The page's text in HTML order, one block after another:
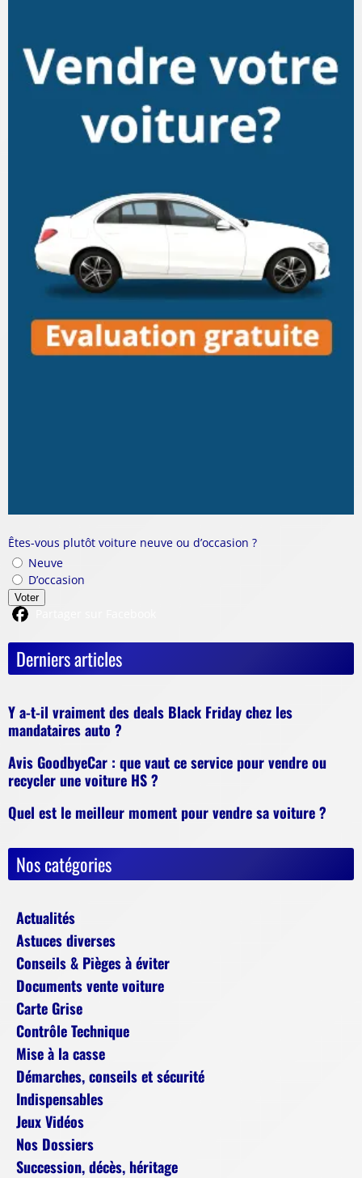
Êtes-vous plutôt voiture neuve ou d’occasion ?
Neuve
D’occasion
Voter
Derniers articles
Y a-t-il vraiment des deals Black Friday chez les
mandataires auto ?
Avis GoodbyeCar : que vaut ce service pour vendre ou
recycler une voiture HS ?
Quel est le meilleur moment pour vendre sa voiture ?
Nos catégories
Actualités
Astuces diverses
Conseils & Pièges à éviter
Documents vente voiture
Carte Grise
Contrôle Technique
Mise à la casse
Démarches, conseils et sécurité
Indispensables
Jeux Vidéos
Nos Dossiers
Succession, décès, héritage